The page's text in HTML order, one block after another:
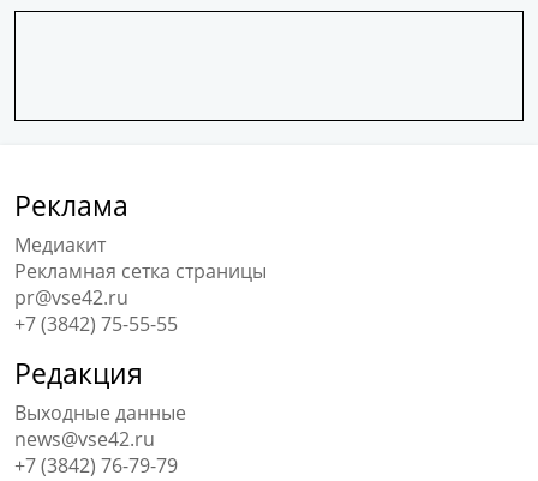
Реклама
Медиакит
Рекламная сетка страницы
pr@vse42.ru
+7 (3842) 75-55-55
Редакция
Выходные данные
news@vse42.ru
+7 (3842) 76-79-79